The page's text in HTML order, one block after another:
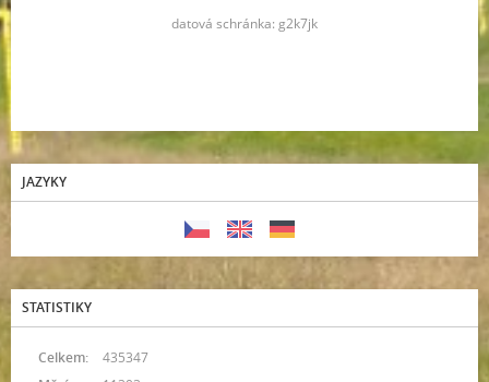
datová schránka: g2k7jk
JAZYKY
STATISTIKY
Celkem:
435347